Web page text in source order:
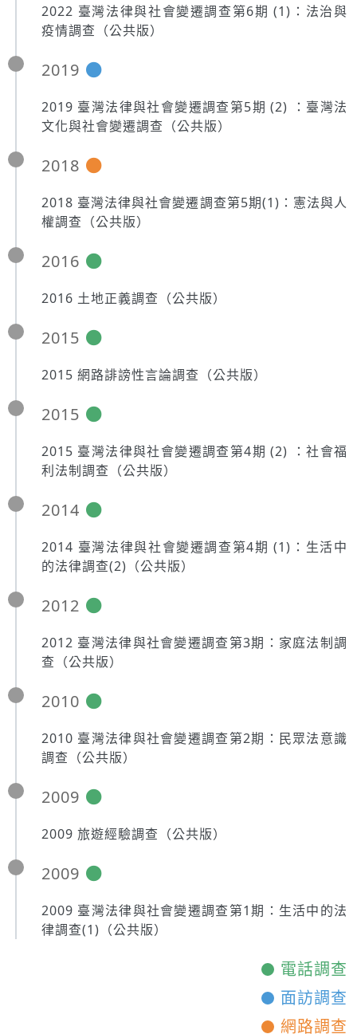
2022 臺灣法律與社會變遷調查第6期 (1)：法治與
疫情調查（公共版）
2019
2019 臺灣法律與社會變遷調查第5期 (2) ：臺灣法
文化與社會變遷調查（公共版）
2018
2018 臺灣法律與社會變遷調查第5期(1)：憲法與人
權調查（公共版）
2016
2016 土地正義調查（公共版）
2015
2015 網路誹謗性言論調查（公共版）
2015
2015 臺灣法律與社會變遷調查第4期 (2) ：社會福
利法制調查（公共版）
2014
2014 臺灣法律與社會變遷調查第4期 (1)：生活中
的法律調查(2)（公共版）
2012
2012 臺灣法律與社會變遷調查第3期：家庭法制調
查（公共版）
2010
2010 臺灣法律與社會變遷調查第2期：民眾法意識
調查（公共版）
2009
2009 旅遊經驗調查（公共版）
2009
2009 臺灣法律與社會變遷調查第1期：生活中的法
律調查(1)（公共版）
電話調查
面訪調查
網路調查